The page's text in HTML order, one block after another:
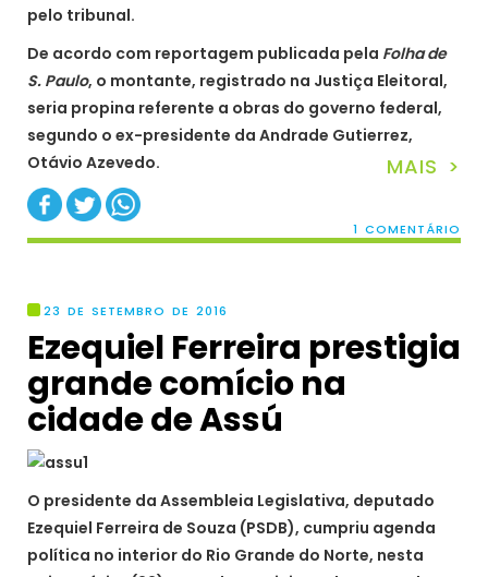
pelo tribunal.
De acordo com reportagem publicada pela Folha de
S. Paulo, o montante, registrado na Justiça Eleitoral,
seria propina referente a obras do governo federal,
segundo o ex-presidente da Andrade Gutierrez,
Otávio Azevedo.
MAIS >
1 COMENTÁRIO
23 DE SETEMBRO DE 2016
Ezequiel Ferreira prestigia
grande comício na
cidade de Assú
O presidente da Assembleia Legislativa, deputado
Ezequiel Ferreira de Souza (PSDB), cumpriu agenda
política no interior do Rio Grande do Norte, nesta